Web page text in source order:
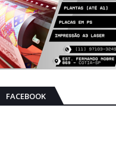
FACEBOOK